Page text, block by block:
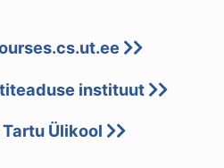
instituut
Tartu Ülikool